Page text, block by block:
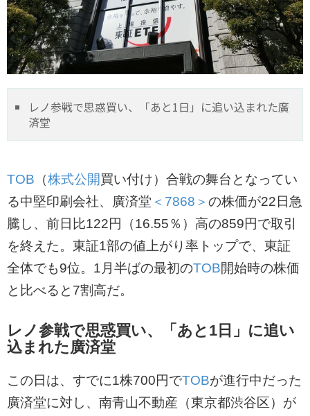
レノ参戦で思惑買い、「あと1日」に追い込まれた廣
済堂
TOB （株式公開 買い付け）合戦の舞台となってい
る中堅印刷会社、廣済堂 ＜7868＞ の株価が22日急
騰し、前日比122円（16.55％）高の859円で取引
を終えた。東証1部の値上がり率トップで、東証
全体でも9位。1月半ばの最初のTOB開始時の株価
と比べると7割高だ。
レノ参戦で思惑買い、「あと1日」に追い
込まれた廣済堂
この日は、すでに1株700円でTOBが進行中だった
廣済堂に対し、南青山不動産（東京都渋谷区）が